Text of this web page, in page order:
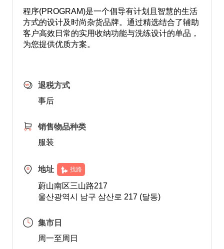
程序(PROGRAM)是一个倡导有计划且智慧的生活
方式的设计及时尚杂货品牌。通过精选结合了辅助
客户高效日常的实用收纳功能与洗练设计的单品，
为您提供优质方案。
退税方式
事后
销售物品种类
服装
地址 找路
蔚山南区三山路217
울산광역시 남구 삼산로 217 (달동)
集市日
周一至周日